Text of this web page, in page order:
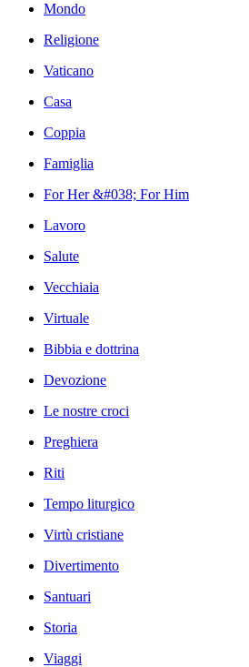
Mondo
Religione
Vaticano
Casa
Coppia
Famiglia
For Her &#038; For Him
Lavoro
Salute
Vecchiaia
Virtuale
Bibbia e dottrina
Devozione
Le nostre croci
Preghiera
Riti
Tempo liturgico
Virtù cristiane
Divertimento
Santuari
Storia
Viaggi